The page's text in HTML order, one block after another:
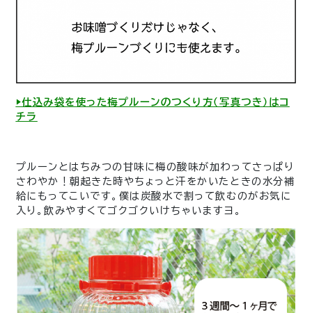
▶︎仕込み袋を使った梅プルーンのつくり方（写真つき）はコ
チラ
プルーンとはちみつの甘味に梅の酸味が加わってさっぱり
さわやか！朝起きた時やちょっと汗をかいたときの水分補
給にもってこいです。僕は炭酸水で割って飲むのがお気に
入り。飲みやすくてゴクゴクいけちゃいますヨ。